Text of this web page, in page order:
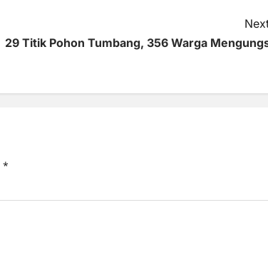
29 Titik Pohon Tumbang, 356 Warga
*